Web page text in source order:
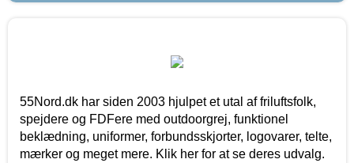
55Nord.dk har siden 2003 hjulpet et utal af friluftsfolk,
spejdere og FDFere med outdoorgrej, funktionel
beklædning, uniformer, forbundsskjorter, logovarer, telte,
mærker og meget mere. Klik her for at se deres udvalg.